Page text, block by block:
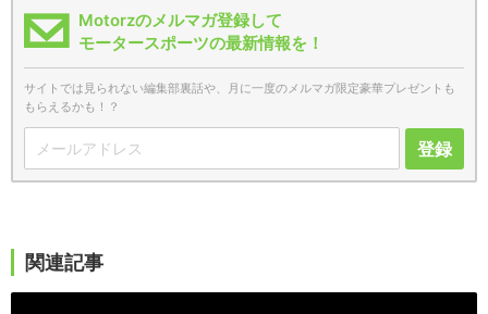
Motorzのメルマガ登録して
モータースポーツの最新情報を！
サイトでは見られない編集部裏話や、月に一度のメルマガ限定豪華プレゼントも
もらえるかも！？
登録
関連記事